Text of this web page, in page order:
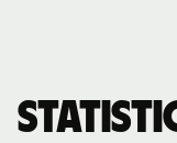
Statistici